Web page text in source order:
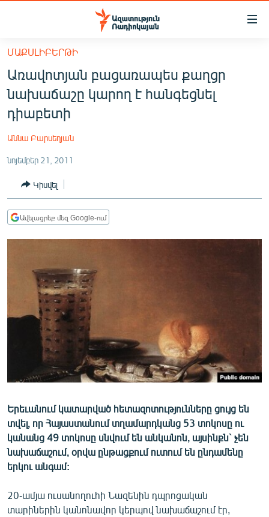
Մատչելիության
հիմնական
բովանդակությանը
Անցնել
հիմնական
մենյուին
ՀԱՅԱՍՏԱՆ
ՔԱՂԱՔԱԿԱՆ
ՏՆՏԵՍՈՒԹՅՈՒՆ
ՂԱՐԱԲԱՂ
ՄԻՋԱԶԳԱՅԻՆ
ՄՇԱԿՈՒՅԹ
ՍՊՈՐՏ
ՄԵԿՆԱԲԱՆՈՒԹՅՈՒՆ
ՏՏ ԵՒ ԻՆՏԵՐՆԵՏ
ԱՐԽԻՎ
ՏԵՍԱՆՅՈՒԹԵՐ
ԲԱՆԱՎԵՃ
ՁԳՏԵԼՈՎ ԼԱՎԱԳՈՒՅՆԻՆ
ՓՈԴՔԱՍԹ
ՄԱՔՍԼԻԲԵՐԹԻ
Առավոտյան բացառապես քաղցր
նախաճաշը կարող է հանգեցնել
դիաբետի
Աննա Բարսեղյան
նոյեմբեր 21, 2011
Կիսվել
Ավելացրեք մեզ Google-ում
Երեւանում կատարված հետազոտությունները ցույց են
տվել, որ Հայաստանում տղամարդկանց 53 տոկոսը ու
կանանց 49 տոկոսը սնվում են անկանոն, այսինքն` չեն
նախաճաշում, օրվա ընթացքում ուտում են ընդամենը
երկու անգամ:
20-ամյա ուսանողուհի Նազենին դպրոցական
տարիներին կանոնավոր կերպով նախաճաշում էր,